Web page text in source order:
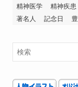
精神医学
精神疾患
著名人
記念日